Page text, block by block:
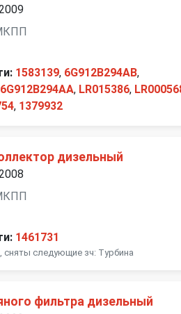
1583139, 6G912B294AB,
6G912B294AA, LR015386,
, 1379932
дизельный
1461731
сняты следующие зч: Турбина
фильтра дизельный